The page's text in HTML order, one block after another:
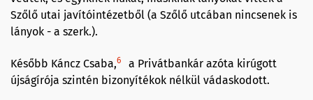
Szőlő utai javítóintézetből (a Szőlő utcában nincsenek is
lányok - a szerk.).
Később Káncz Csaba,6
a Privátbankár azóta kirúgott
újságírója szintén bizonyítékok nélkül vádaskodott.